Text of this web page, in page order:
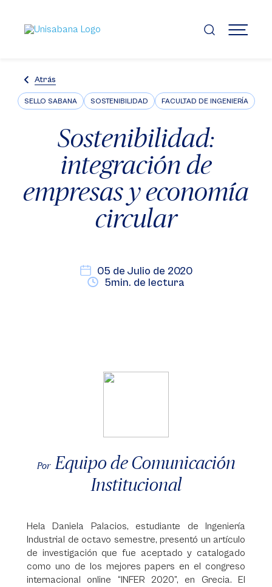
contenido
principal
MENÚ
Atrás
SELLO SABANA SOSTENIBILIDAD FACULTAD DE INGENIERÍA
Sostenibilidad:
integración de
empresas y economía
circular
05 de Julio de 2020
5min. de lectura
Por Equipo de Comunicación
Institucional
Hela Daniela Palacios, estudiante de Ingeniería
Industrial de octavo semestre, presentó un artículo
de investigación que fue aceptado y catalogado
como uno de los mejores papers en el congreso
internacional online “INFER 2020”, en Grecia. El